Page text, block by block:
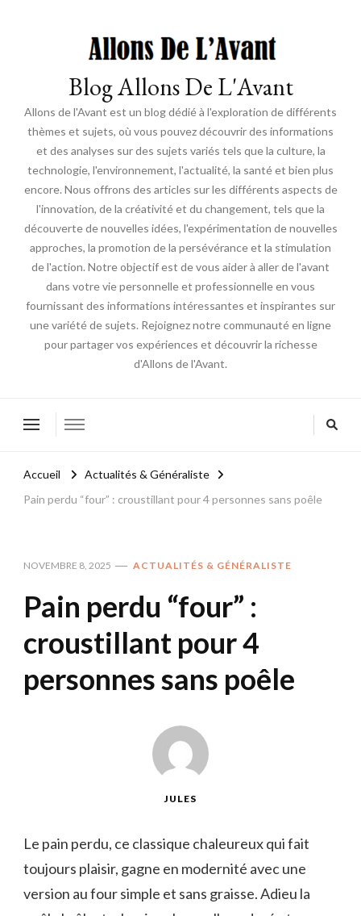
Blog Allons De L'Avant
Allons de l'Avant est un blog dédié à l'exploration de différents
thèmes et sujets, où vous pouvez découvrir des informations
et des analyses sur des sujets variés tels que la culture, la
technologie, l'environnement, l'actualité, la santé et bien plus
encore. Nous offrons des articles sur les différents aspects de
l'innovation, de la créativité et du changement, tels que la
découverte de nouvelles idées, l'expérimentation de nouvelles
approches, la promotion de la persévérance et la stimulation
de l'action. Notre objectif est de vous aider à aller de l'avant
dans votre vie personnelle et professionnelle en vous
fournissant des informations intéressantes et inspirantes sur
une variété de sujets. Rejoignez notre communauté en ligne
pour partager vos expériences et découvrir la richesse
d'Allons de l'Avant.
Accueil
Actualités & Généraliste
Pain perdu “four” : croustillant pour 4 personnes sans poêle
NOVEMBRE 8, 2025 ACTUALITÉS & GÉNÉRALISTE
Pain perdu “four” :
croustillant pour 4
personnes sans poêle
JULES
Le pain perdu, ce classique chaleureux qui fait
toujours plaisir, gagne en modernité avec une
version au four simple et sans graisse. Adieu la